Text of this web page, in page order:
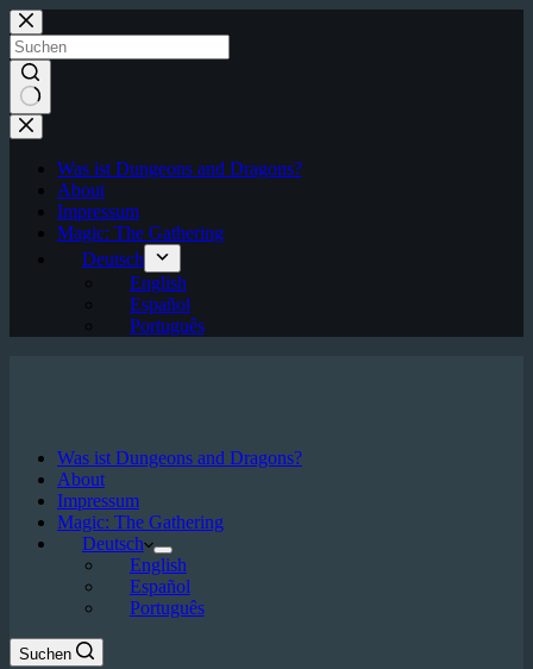
Zum
Inhalt
springen
Keine
Ergebnisse
Was ist Dungeons and Dragons?
About
Impressum
Magic: The Gathering
Deutsch
English
Español
Português
Was ist Dungeons and Dragons?
About
Impressum
Magic: The Gathering
Deutsch
English
Español
Português
Suchen